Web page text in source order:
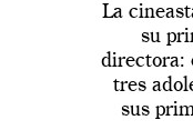
La
su
directora:
tres
sus